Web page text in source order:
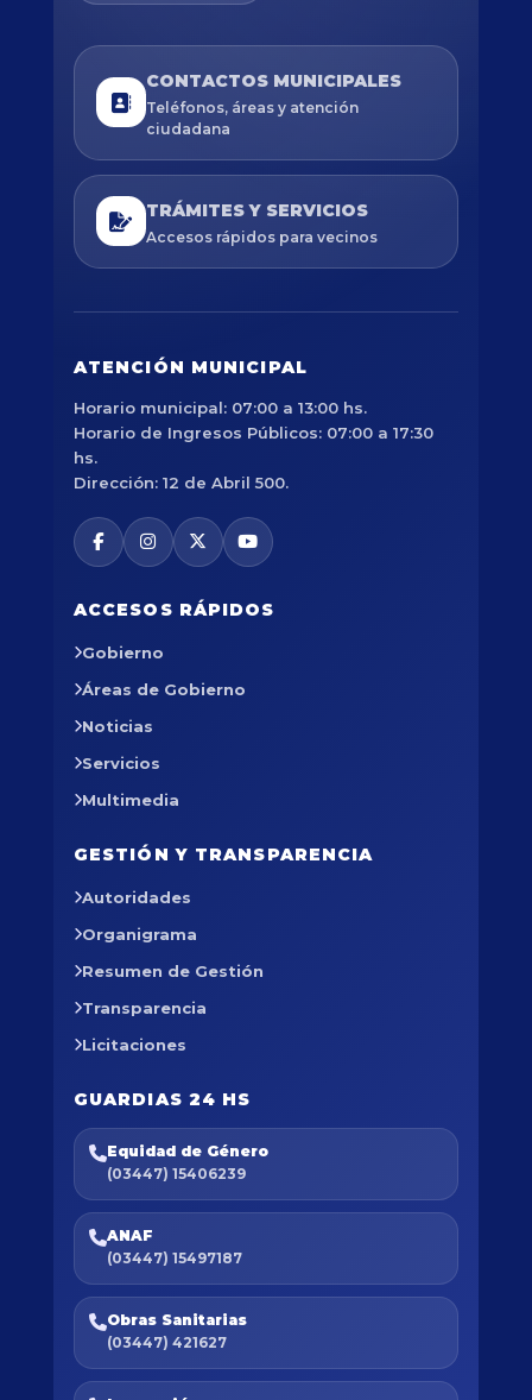
CONTACTOS MUNICIPALES
Teléfonos, áreas y atención
ciudadana
TRÁMITES Y SERVICIOS
Accesos rápidos para vecinos
ATENCIÓN MUNICIPAL
Horario municipal: 07:00 a 13:00 hs.
Horario de Ingresos Públicos: 07:00 a 17:30
hs.
Dirección: 12 de Abril 500.
ACCESOS RÁPIDOS
Gobierno
Áreas de Gobierno
Noticias
Servicios
Multimedia
GESTIÓN Y TRANSPARENCIA
Autoridades
Organigrama
Resumen de Gestión
Transparencia
Licitaciones
GUARDIAS 24 HS
Equidad de Género
(03447) 15406239
ANAF
(03447) 15497187
Obras Sanitarias
(03447) 421627